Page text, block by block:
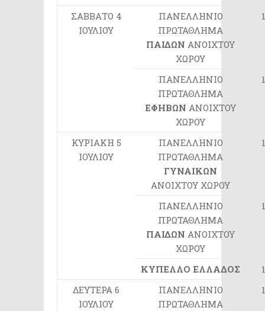
ΣΑΒΒΑΤΟ 4
ΙΟΥΛΙΟΥ
ΠΑΝΕΛΛΗΝΙΟ
ΠΡΩΤΑΘΛΗΜΑ
ΠΑΙΔΩΝ ΑΝΟΙΧΤΟΥ
ΧΩΡΟΥ
ΠΑΝΕΛΛΗΝΙΟ
ΠΡΩΤΑΘΛΗΜΑ
ΕΦΗΒΩΝ ΑΝΟΙΧΤΟΥ
ΧΩΡΟΥ
ΚΥΡΙΑΚΗ 5
ΙΟΥΛΙΟΥ
ΠΑΝΕΛΛΗΝΙΟ
ΠΡΩΤΑΘΛΗΜΑ
ΓΥΝΑΙΚΩΝ
ΑΝΟΙΧΤΟΥ ΧΩΡΟΥ
ΠΑΝΕΛΛΗΝΙΟ
ΠΡΩΤΑΘΛΗΜΑ
ΠΑΙΔΩΝ ΑΝΟΙΧΤΟΥ
ΧΩΡΟΥ
ΚΥΠΕΛΛΟ ΕΛΛΑΔΟΣ
ΔΕΥΤΕΡΑ 6
ΙΟΥΛΙΟΥ
ΠΑΝΕΛΛΗΝΙΟ
ΠΡΩΤΑΘΛΗΜΑ